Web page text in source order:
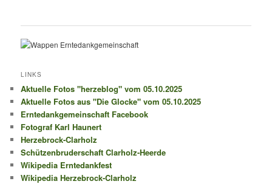
LINKS
Aktuelle Fotos "herzeblog" vom 05.10.2025
Aktuelle Fotos aus "Die Glocke" vom 05.10.2025
Erntedankgemeinschaft Facebook
Fotograf Karl Haunert
Herzebrock-Clarholz
Schützenbruderschaft Clarholz-Heerde
Wikipedia Erntedankfest
Wikipedia Herzebrock-Clarholz